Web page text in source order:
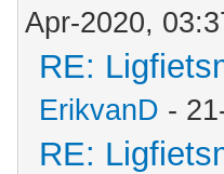
Apr-2020,
RE:
ErikvanD -
RE: